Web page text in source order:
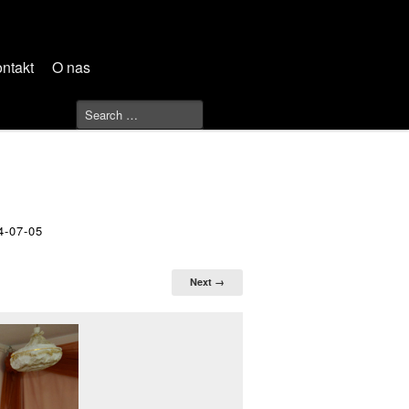
O nas
07-05
Next →